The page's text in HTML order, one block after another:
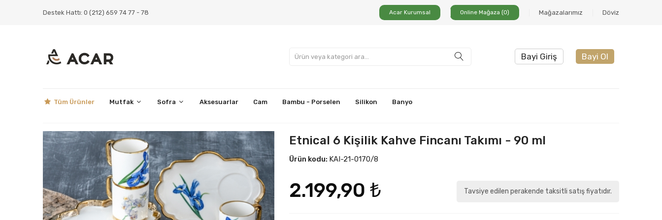
Destek Hattı: 0 (212) 659 74 77 - 78 Acar Kurumsal Online Mağaza (0) Mağazalarımız Döviz
Bayi Giriş Bayi Ol
Tüm Ürünler Mutfak Sofra Aksesuarlar Cam Bambu - Porselen Silikon Banyo
Etnical 6 Kişilik Kahve Fincanı Takımı - 90 ml
Ürün kodu: KAI-21-0170/8
2.199,90 ₺ Tavsiye edilen perakende taksitli satış fiyatıdır.